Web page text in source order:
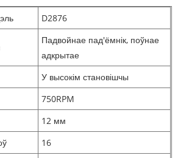
D2876
Падвойнае пад'ёмнік, поўнае
адкрытае
У высокім становішчы
750RPM
12 мм
16